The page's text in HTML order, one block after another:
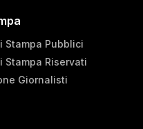
Stampa Pubblici
Stampa Riservati
Giornalisti